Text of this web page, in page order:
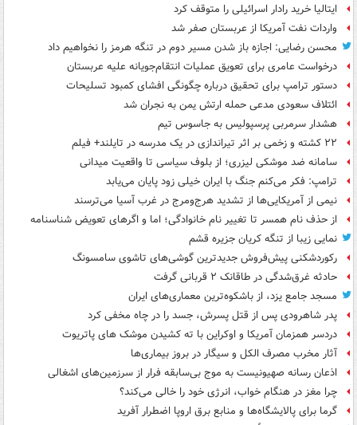
ایتالیا خرید رادار اسرائیلی را متوقف کرد
واردات نفت آمریکا از عربستان صفر شد
محسن رضایی: اجازه باز شدن مسیر دوم در تنگه هرمز را نخواهیم داد
درخواست عامری برای تعویق عملیات انتقام‌جویانه علیه عربستان
دستور ترامپ برای تحقیق درباره چگونگی افشای کمبود تسلیحات
ائتلاف سعودی مدعی حمله ارتش یمن به نجران شد
هشدار سرمربی پرسپولیس به جاسوس تیم
۲۲ کشته و زخمی بر اثر تیراندازی در یک مدرسه در تایلند+ فیلم
سامانه ضد موشکی لیزری؛ از بلوف سیاسی تا واقعیت میدانی
ترامپ: فکر می‌کنم جنگ با ایران خیلی زود پایان می‌یابد
نیمی از آمریکایی‌ها از تشدید هرج‌ومرج در غرب آسیا می‌ترسند
از حذف نام همسر تا تغییر نام خانوادگی؛ اما و اگرهای تعویض شناسنامه
نمایی زیبا از تنگه کریان جزیره قشم
رکوردشکنی پیش‌فروش جدیدترین گوشی‌های تاشوی سامسونگ
حادثه غرق‌شدگی در طاقانک ۲ قربانی گرفت
مسجد جامع یزد، از باشکوه‌ترین معماری‌های ایران
پدر شاهرودی پس از قتل پسرش، جسد را در چاه مخفی کرد
دردسر همزمان آمریکا و اوکراین با ته کشیدن موشک های پاتریوت
آثار مخرب مصرف الکل و سیگار در بروز بیماری‌ها
اذعان رسانه صهیونیست به موج بی‌سابقه فرار از سرزمین‌های اشغالی
چرا مغز در هنگام خواب، انرژی خود را خالی می‌کند؟
گرما برای پالایشگاه‌ها و منابع برق اروپا اضطرار آفرید